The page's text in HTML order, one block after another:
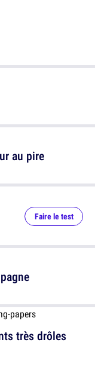
au pire
très drôles
Faire le test